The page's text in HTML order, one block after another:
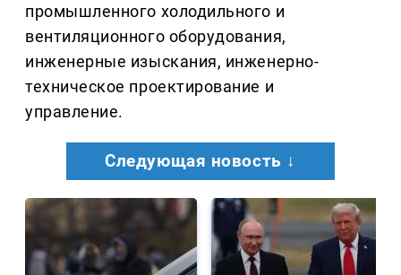
промышленного холодильного и
вентиляционного оборудования,
инженерные изыскания, инженерно-
техническое проектирование и
управление.
Следующая новость ↓